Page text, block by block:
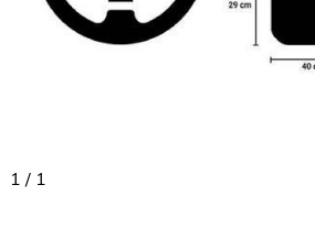
1 / 1